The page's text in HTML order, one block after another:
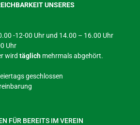
UNSERES
-12-00 Uhr und 14.00 – 16.00 Uhr
Uhr
wird täglich mehrmals abgehört.
geschlossen
FÜR BEREITS IM VEREIN